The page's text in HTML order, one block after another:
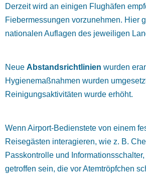
Derzeit wird an einigen Flughäfen
Fiebermessungen vorzunehmen. Hier
nationalen Auflagen des jeweiligen
Neue Abstandsrichtlinien wurden
Hygienemaßnahmen wurden
Reinigungsaktivitäten wurde erhöht.
Wenn Airport-Bedienstete von einem
Reisegästen interagieren, wie z. B.
Passkontrolle und
getroffen sein, die vor Atemtröpfchen